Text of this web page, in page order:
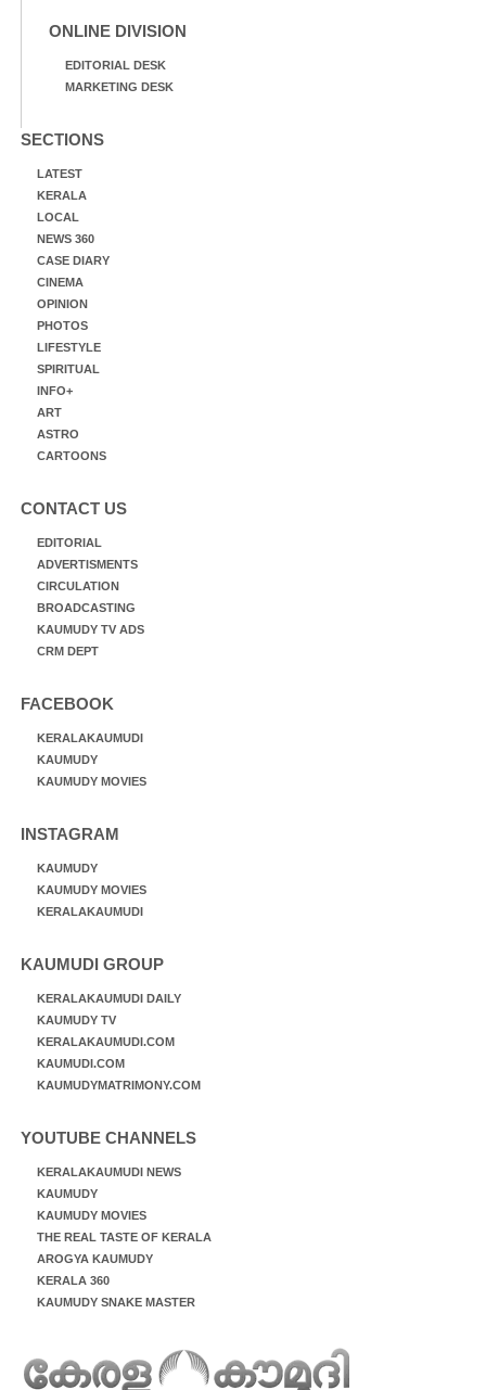
ONLINE DIVISION
EDITORIAL DESK
MARKETING DESK
SECTIONS
LATEST
KERALA
LOCAL
NEWS 360
CASE DIARY
CINEMA
OPINION
PHOTOS
LIFESTYLE
SPIRITUAL
INFO+
ART
ASTRO
CARTOONS
CONTACT US
EDITORIAL
ADVERTISMENTS
CIRCULATION
BROADCASTING
KAUMUDY TV ADS
CRM DEPT
FACEBOOK
KERALAKAUMUDI
KAUMUDY
KAUMUDY MOVIES
INSTAGRAM
KAUMUDY
KAUMUDY MOVIES
KERALAKAUMUDI
KAUMUDI GROUP
KERALAKAUMUDI DAILY
KAUMUDY TV
KERALAKAUMUDI.COM
KAUMUDI.COM
KAUMUDYMATRIMONY.COM
YOUTUBE CHANNELS
KERALAKAUMUDI NEWS
KAUMUDY
KAUMUDY MOVIES
THE REAL TASTE OF KERALA
AROGYA KAUMUDY
KERALA 360
KAUMUDY SNAKE MASTER